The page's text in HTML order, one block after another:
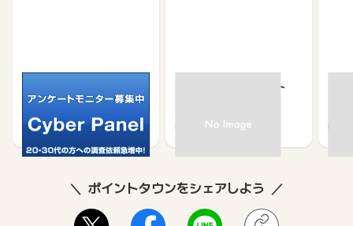
500 750
京急プレミアポイント
370 650
ポイントタウンをシェアしよう